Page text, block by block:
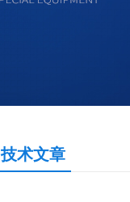
技术文章